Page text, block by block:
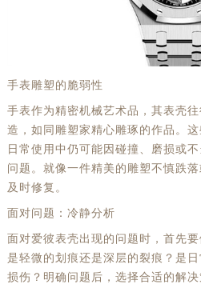
手表雕塑的脆弱性
手表作为精密机械艺术品，其表壳
造，如同雕塑家精心雕琢的作品。
日常使用中仍可能因碰撞、磨损或
问题。就像一件精美的雕塑不慎跌
及时修复。
面对问题：冷静分析
面对爱彼表壳出现的问题时，首先
是轻微的划痕还是深层的裂痕？是
损伤？明确问题后，选择合适的解决